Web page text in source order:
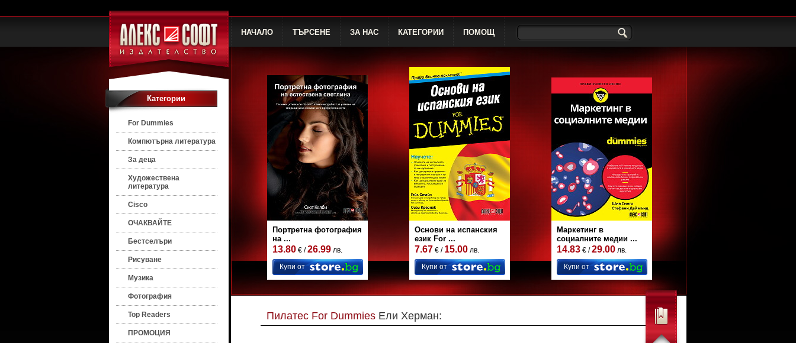
НАЧАЛО ТЪРСЕНЕ ЗА НАС КАТЕГОРИИ ПОМОЩ
Категории
For Dummies
Компютърна литература
За деца
Художествена
литература
Cisco
ОЧАКВАЙТЕ
Бестселъри
Рисуване
Музика
Фотография
Top Readers
ПРОМОЦИЯ
Портретна фотография
на ...
13.80 € /26.99 лв.
Купи от
Основи на испанския
език For ...
7.67 € / 15.00 лв.
Купи от
Маркетинг в
социалните медии ...
14.83 € /29.00 лв.
Купи от
Пилатес For Dummies Ели Херман: